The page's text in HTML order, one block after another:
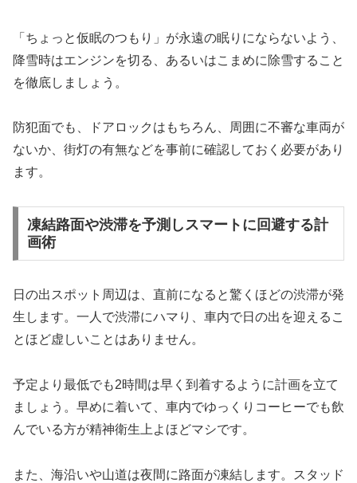
「ちょっと仮眠のつもり」が永遠の眠りにならないよう、
降雪時はエンジンを切る、あるいはこまめに除雪すること
を徹底しましょう。
防犯面でも、ドアロックはもちろん、周囲に不審な車両が
ないか、街灯の有無などを事前に確認しておく必要があり
ます。
凍結路面や渋滞を予測しスマートに回避する計
画術
日の出スポット周辺は、直前になると驚くほどの渋滞が発
生します。一人で渋滞にハマり、車内で日の出を迎えるこ
とほど虚しいことはありません。
予定より最低でも2時間は早く到着するように計画を立て
ましょう。早めに着いて、車内でゆっくりコーヒーでも飲
んでいる方が精神衛生上よほどマシです。
また、海沿いや山道は夜間に路面が凍結します。スタッド